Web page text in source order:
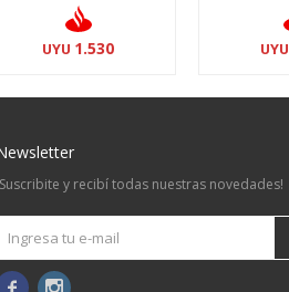
UYU 1.530 UYU
y recibí todas nuestras novedades!
 